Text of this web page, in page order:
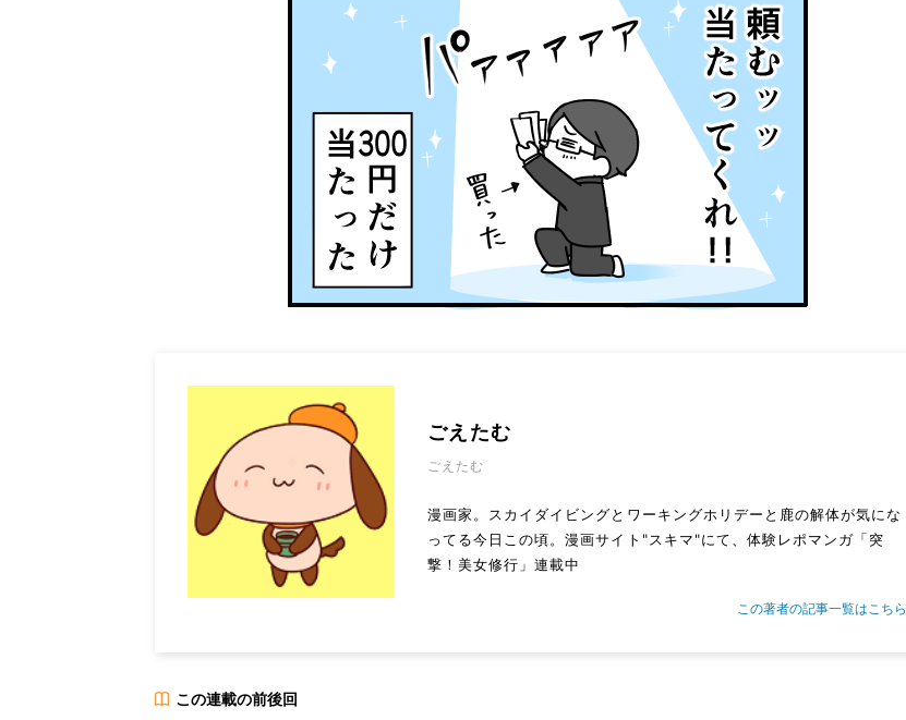
ごえたむ
ごえたむ
漫画家。スカイダイビングとワーキングホリデーと鹿の解体が気にな
ってる今日この頃。漫画サイト"スキマ"にて、体験レポマンガ「突
撃！美女修行」連載中
この著者の記事一覧はこちら
この連載の前後回